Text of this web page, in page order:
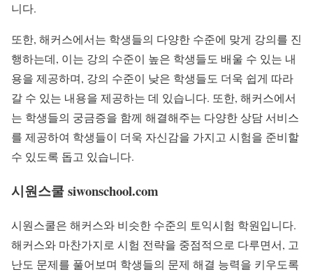
니다.
또한, 해커스에서는 학생들의 다양한 수준에 맞게 강의를 진
행하는데, 이는 강의 수준이 높은 학생들도 배울 수 있는 내
용을 제공하며, 강의 수준이 낮은 학생들도 더욱 쉽게 따라
갈 수 있는 내용을 제공하는 데 있습니다. 또한, 해커스에서
는 학생들의 궁금증을 함께 해결해주는 다양한 상담 서비스
를 제공하여 학생들이 더욱 자신감을 가지고 시험을 준비할
수 있도록 돕고 있습니다.
시원스쿨 siwonschool.com
시원스쿨은 해커스와 비슷한 수준의 토익시험 학원입니다.
해커스와 마찬가지로 시험 전략을 중점적으로 다루면서, 고
난도 문제를 풀어보며 학생들의 문제 해결 능력을 키우도록